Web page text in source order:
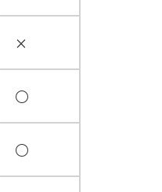
×
○
○